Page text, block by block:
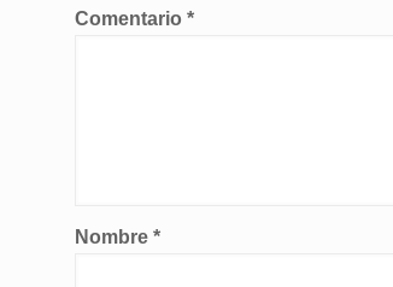
Comentario *
Nombre *